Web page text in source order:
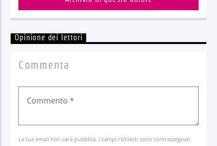
Opinione dei lettori
Commenta
La tua email non sarà pubblica. I campi richiesti sono contrassegnati